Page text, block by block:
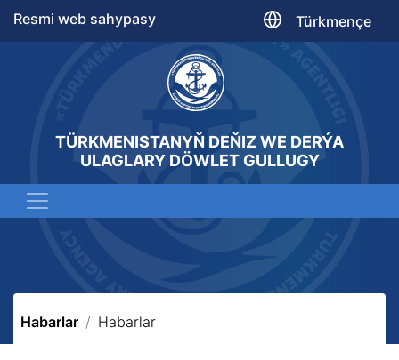
Resmi web sahypasy Türkmençe
TÜRKMENISTANYŇ DEŇIZ WE DERÝA
ULAGLARY DÖWLET GULLUGY
Habarlar Habarlar